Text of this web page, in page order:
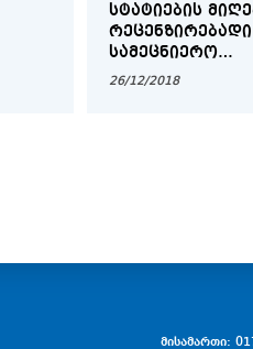
ᲡᲢᲐᲢᲘᲔᲑᲘᲡ
ᲠᲔᲪᲔᲜᲖᲘᲠᲔᲑᲐᲓᲘ
ᲡᲐᲛᲔᲪᲜᲘᲔᲠᲝ
ᲟᲣᲠᲜᲐᲚᲘᲡᲐᲗᲕᲘᲡ
26/12/2018
მისამართი: